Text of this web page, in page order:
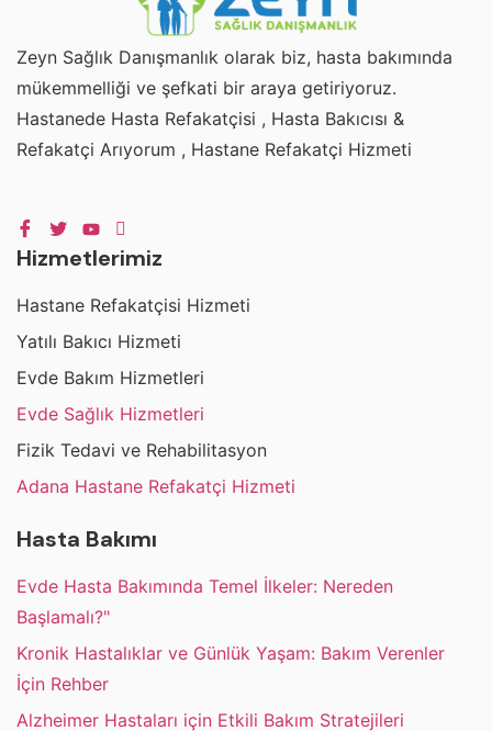
Zeyn Sağlık Danışmanlık olarak biz, hasta bakımında
mükemmelliği ve şefkati bir araya getiriyoruz.
Hastanede Hasta Refakatçisi , Hasta Bakıcısı &
Refakatçi Arıyorum , Hastane Refakatçi Hizmeti
Hizmetlerimiz
Hastane Refakatçisi Hizmeti
Yatılı Bakıcı Hizmeti
Evde Bakım Hizmetleri
Evde Sağlık Hizmetleri
Fizik Tedavi ve Rehabilitasyon
Adana Hastane Refakatçi Hizmeti
Hasta Bakımı
Evde Hasta Bakımında Temel İlkeler: Nereden
Başlamalı?"
Kronik Hastalıklar ve Günlük Yaşam: Bakım Verenler
İçin Rehber
Alzheimer Hastaları için Etkili Bakım Stratejileri